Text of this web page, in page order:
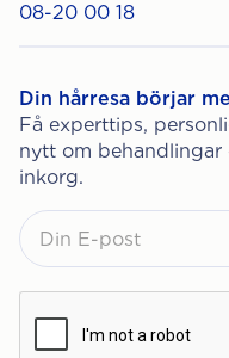
08-20 00 18
Din hårresa börjar
Få experttips,
nytt om
inkorg.